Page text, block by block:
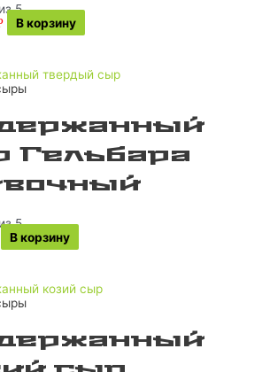
5
В корзину
Гельбара
5
В корзину